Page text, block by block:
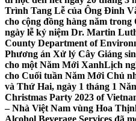
Trình Tang Lễ của Ông Đinh
cho cộng đồng hàng năm
ngày lễ kỷ niệm Dr. Martin
County Department of
Phương án Xử lý Cây Giáng
cho một Năm Mới XanhLịch
cho Cuối tuần Năm Mới Chủ
và Thứ Hai, ngày 1 tháng 1
Christmas Party 2023 of
– Nhà Việt Nam vùng Hoa
Alcohol Beverage Services đã